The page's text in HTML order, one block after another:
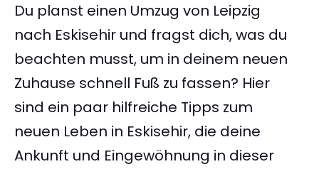
Du planst einen Umzug von Leipzig
nach Eskisehir und fragst dich, was du
beachten musst, um in deinem neuen
Zuhause schnell Fuß zu fassen? Hier
sind ein paar hilfreiche Tipps zum
neuen Leben in Eskisehir, die deine
Ankunft und Eingewöhnung in dieser